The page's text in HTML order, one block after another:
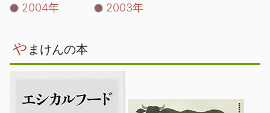
2004年
2003年
や まけんの本